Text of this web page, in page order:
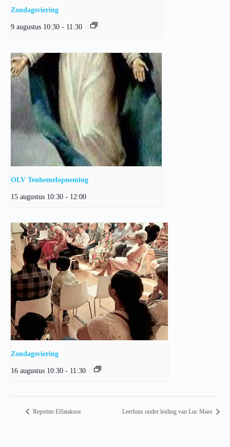
Zondagsviering
9 augustus 10:30 - 11:30
OLV Tenhemelopneming
15 augustus 10:30 - 12:00
Zondagsviering
16 augustus 10:30 - 11:30
Repetitie Effatakoor Leerhuis onder leiding van Luc Maes